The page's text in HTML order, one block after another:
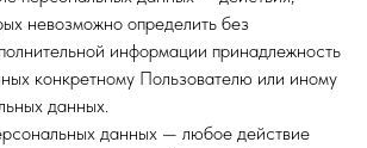
невозможно определить без
информации принадлежность
конкретному Пользователю или иному
данных.
данных — любое действие